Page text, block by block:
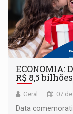
ECONOMIA:
R$ 8,5
Geral 07
Data